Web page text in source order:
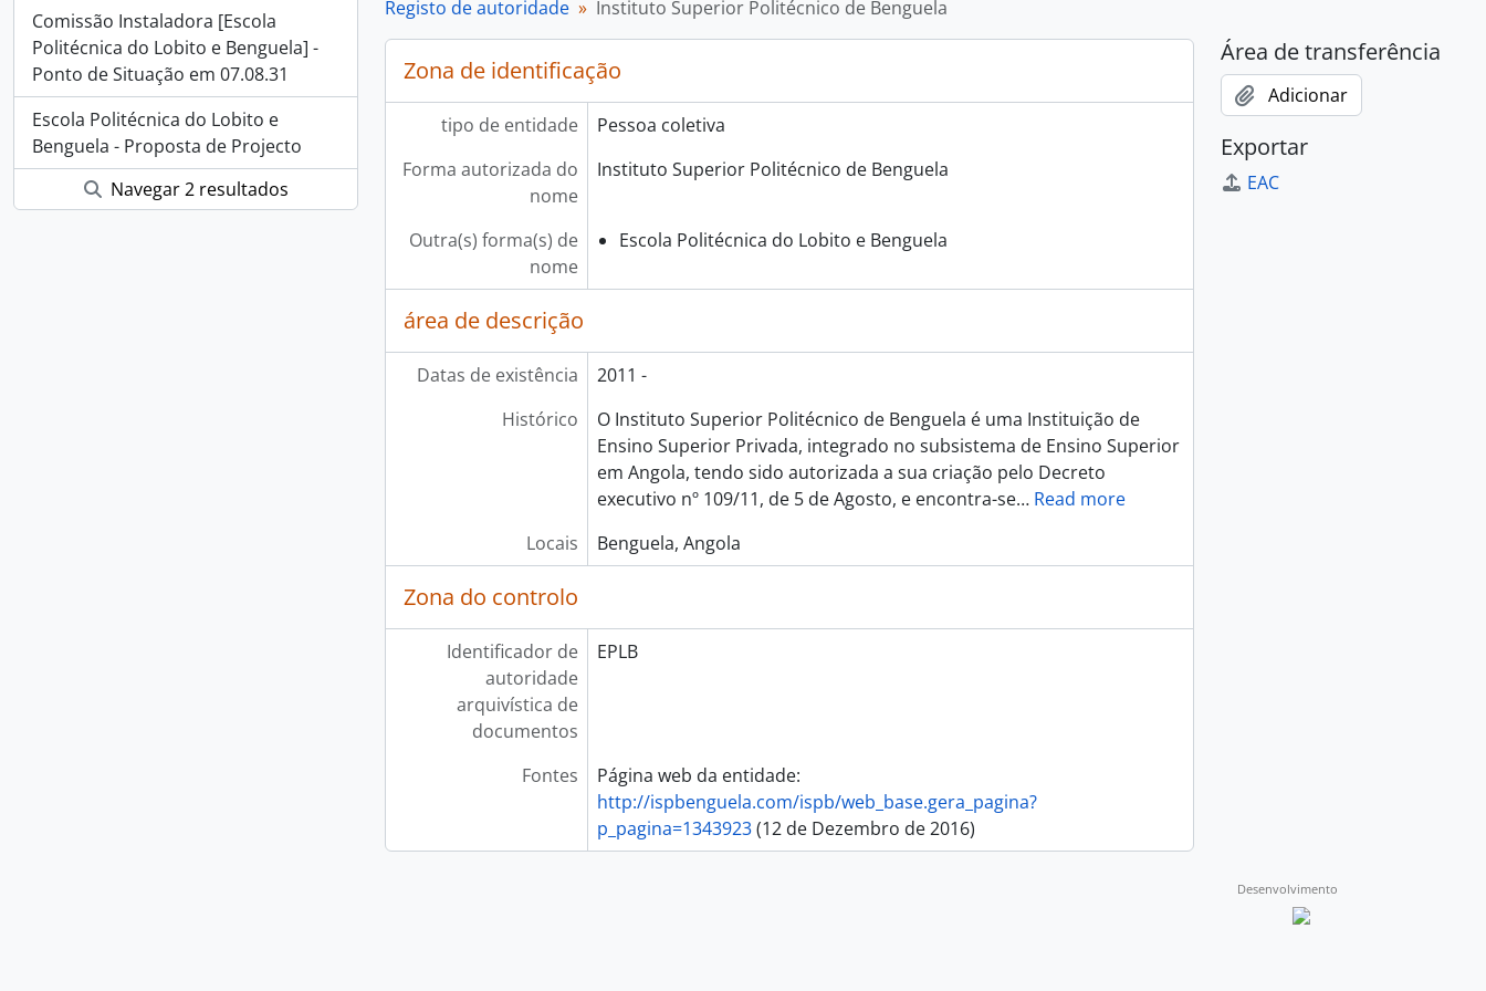
Comissão Instaladora [Escola
Politécnica do Lobito e Benguela] -
Ponto de Situação em 07.08.31
Escola Politécnica do Lobito e
Benguela - Proposta de Projecto
Navegar 2 resultados
Registo de autoridade Instituto Superior Politécnico de Benguela
Zona de identificação
tipo de entidade
Pessoa coletiva
Forma autorizada do
nome
Instituto Superior Politécnico de Benguela
Outra(s) forma(s) de
nome
Escola Politécnica do Lobito e Benguela
área de descrição
Datas de existência
2011 -
Histórico
O Instituto Superior Politécnico de Benguela é uma Instituição de
Ensino Superior Privada, integrado no subsistema de Ensino Superior
em Angola, tendo sido autorizada a sua criação pelo Decreto
executivo nº 109/11, de 5 de Agosto, e encontra-se… Read more
Locais
Benguela, Angola
Zona do controlo
Identificador de
autoridade
arquivística de
documentos
EPLB
Fontes
Página web da entidade:
http://ispbenguela.com/ispb/web_base.gera_pagina?
p_pagina=1343923(12 de Dezembro de 2016)
Área de transferência
Adicionar
Exportar
EAC
Desenvolvimento